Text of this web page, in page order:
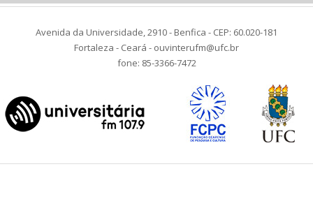
Avenida da Universidade, 2910 - Benfica - CEP: 60.020-181
Fortaleza - Ceará - ouvinterufm@ufc.br
fone: 85-3366-7472